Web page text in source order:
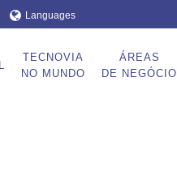
Languages
TECNOVIA
NO MUNDO
ÁREAS
DE NEGÓCIO